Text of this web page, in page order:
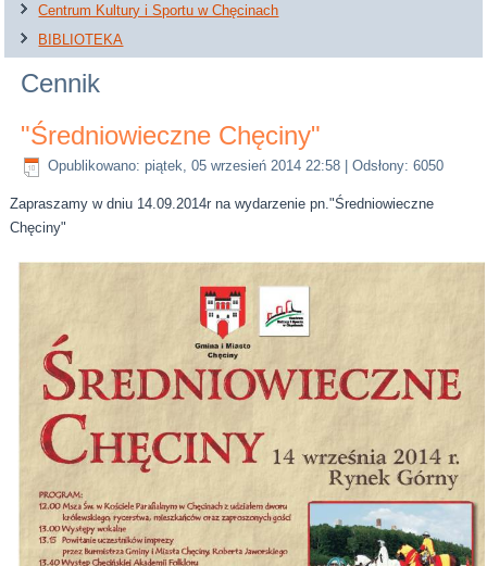
Centrum Kultury i Sportu w Chęcinach
BIBLIOTEKA
Cennik
"Średniowieczne Chęciny"
Opublikowano: piątek, 05 wrzesień 2014 22:58 | Odsłony: 6050
Zapraszamy w dniu 14.09.2014r na wydarzenie pn."Średniowieczne
Chęciny"